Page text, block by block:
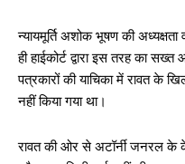
न्यायमूर्ति अशोक भूषण की
ही हाईकोर्ट द्वारा इस तरह का
पत्रकारों की याचिका में रावत के
नहीं किया गया था।
रावत की ओर से अटॉर्नी जनरल के